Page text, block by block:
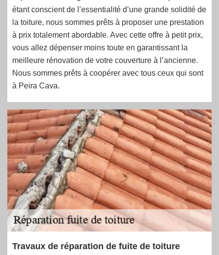
étant conscient de l’essentialité d’une grande solidité de
la toiture, nous sommes prêts à proposer une prestation
à prix totalement abordable. Avec cette offre à petit prix,
vous allez dépenser moins toute en garantissant la
meilleure rénovation de votre couverture à l’ancienne.
Nous sommes prêts à coopérer avec tous ceux qui sont
à Peira Cava.
Travaux de réparation de fuite de toiture